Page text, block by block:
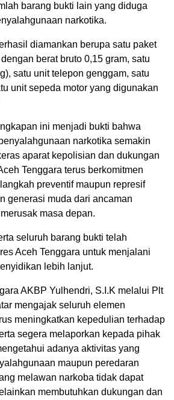
barang bukti lain yang diduga
narkotika.
diamankan berupa satu paket
berat bruto 0,15 gram, satu
satu unit telepon genggam, satu
unit sepeda motor yang digunakan
ini menjadi bukti bahwa
narkotika semakin
aparat kepolisian dan dukungan
Tenggara terus berkomitmen
preventif maupun represif
generasi muda dari ancaman
masa depan.
seluruh barang bukti telah
Aceh Tenggara untuk menjalani
lebih lanjut.
AKBP Yulhendri, S.I.K melalui Plt
mengajak seluruh elemen
meningkatkan kepedulian terhadap
segera melaporkan kepada pihak
adanya aktivitas yang
maupun peredaran
melawan narkoba tidak dapat
membutuhkan dukungan dan